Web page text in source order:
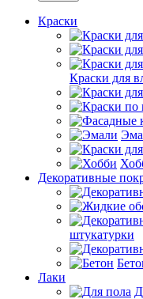
Краски
Краски для
Декоративные
штукатурки
Лаки